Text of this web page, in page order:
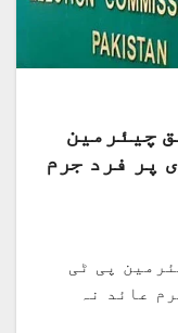
چیئرمین
پر فرد جرم
پی ٹی
عائد نہ